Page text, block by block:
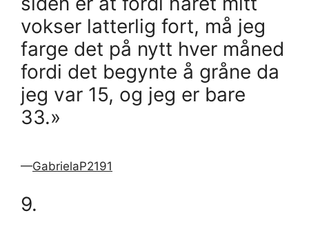
vokser latterlig fort, må jeg
farge det på nytt hver måned
fordi det begynte å gråne da
jeg var 15, og jeg er bare
33.»
—GabrielaP2191
9.